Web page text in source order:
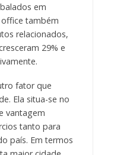
em
também
relacionados,
29% e
fator que
Ela situa-se no
vantagem
tanto para
país. Em termos